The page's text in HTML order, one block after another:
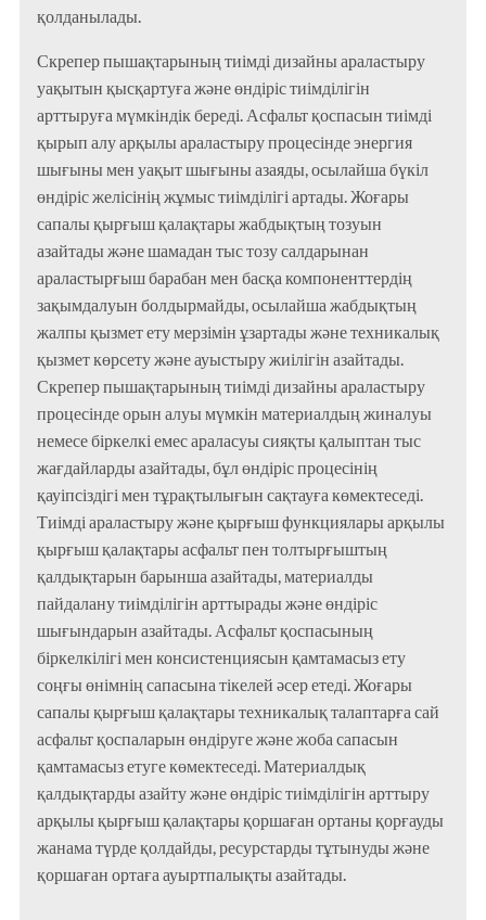
қолданылады.
Скрепер пышақтарының тиімді дизайны араластыру
уақытын қысқартуға және өндіріс тиімділігін
арттыруға мүмкіндік береді. Асфальт қоспасын тиімді
қырып алу арқылы араластыру процесінде энергия
шығыны мен уақыт шығыны азаяды, осылайша бүкіл
өндіріс желісінің жұмыс тиімділігі артады. Жоғары
сапалы қырғыш қалақтары жабдықтың тозуын
азайтады және шамадан тыс тозу салдарынан
араластырғыш барабан мен басқа компоненттердің
зақымдалуын болдырмайды, осылайша жабдықтың
жалпы қызмет ету мерзімін ұзартады және техникалық
қызмет көрсету және ауыстыру жиілігін азайтады.
Скрепер пышақтарының тиімді дизайны араластыру
процесінде орын алуы мүмкін материалдың жиналуы
немесе біркелкі емес араласуы сияқты қалыптан тыс
жағдайларды азайтады, бұл өндіріс процесінің
қауіпсіздігі мен тұрақтылығын сақтауға көмектеседі.
Тиімді араластыру және қырғыш функциялары арқылы
қырғыш қалақтары асфальт пен толтырғыштың
қалдықтарын барынша азайтады, материалды
пайдалану тиімділігін арттырады және өндіріс
шығындарын азайтады. Асфальт қоспасының
біркелкілігі мен консистенциясын қамтамасыз ету
соңғы өнімнің сапасына тікелей әсер етеді. Жоғары
сапалы қырғыш қалақтары техникалық талаптарға сай
асфальт қоспаларын өндіруге және жоба сапасын
қамтамасыз етуге көмектеседі. Материалдық
қалдықтарды азайту және өндіріс тиімділігін арттыру
арқылы қырғыш қалақтары қоршаған ортаны қорғауды
жанама түрде қолдайды, ресурстарды тұтынуды және
қоршаған ортаға ауыртпалықты азайтады.